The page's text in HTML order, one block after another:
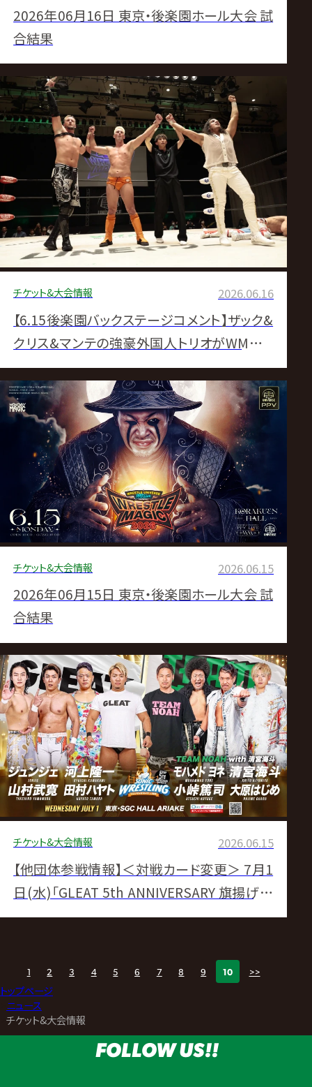
2026年06月16日 東京・後楽園ホール大会 試
合結果
チケット&大会情報 2026.06.16
【6.15後楽園バックステージコメント】ザック&
クリス&マンテの強豪外国人トリオがWMメイ
ン締め “MAGIC三銃士”清宮も「強すぎるでし
ょ!」▼MIRAIが“ムタ娘”愚零闘咲夜ねじ伏せ
GHC女子王座戴冠▼ウルティモ、サスケ、ハヤ
ブサ、ツバサ、アレハの豪華マスクマン五人衆が
実現▼石川修司が“デビュー記念日”に1年ぶ
りGHCハードコア返り咲き
チケット&大会情報 2026.06.15
2026年06月15日 東京・後楽園ホール大会 試
合結果
チケット&大会情報 2026.06.15
【他団体参戦情報】＜対戦カード変更＞ 7月1
日(水)「GLEAT 5th ANNIVERSARY 旗揚げ記
念大会 SONIC WRESTLING in 有明」
1 2 3 4 5 6 7 8 9 10 >>
トップページ
ニュース
チケット&大会情報
FOLLOW US!!